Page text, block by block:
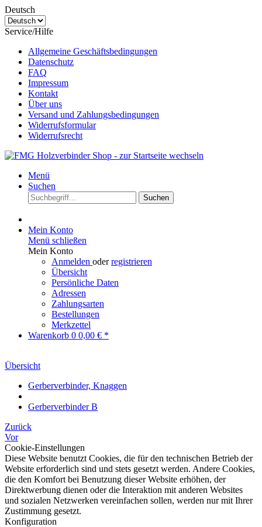
Deutsch
Service/Hilfe
Allgemeine Geschäftsbedingungen
Datenschutz
FAQ
Impressum
Kontakt
Über uns
Versand und Zahlungsbedingungen
Widerrufsformular
Widerrufsrecht
Menü
Suchen
Suchen
Mein Konto
Menü schließen
Mein Konto
Anmelden oderregistrieren
Übersicht
Persönliche Daten
Adressen
Zahlungsarten
Bestellungen
Merkzettel
Warenkorb 0 0,00 € *
Übersicht
Gerberverbinder, Knaggen
Gerberverbinder B
Zurück
Vor
Cookie-Einstellungen
Diese Website benutzt Cookies, die für den technischen Betrieb der
Website erforderlich sind und stets gesetzt werden. Andere Cookies,
die den Komfort bei Benutzung dieser Website erhöhen, der
Direktwerbung dienen oder die Interaktion mit anderen Websites
und sozialen Netzwerken vereinfachen sollen, werden nur mit Ihrer
Zustimmung gesetzt.
Konfiguration